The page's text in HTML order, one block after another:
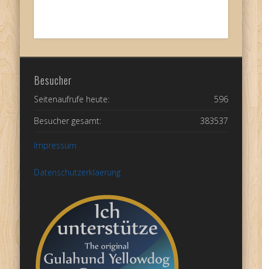
Besucher
596
Seitenaufrufe heute:
383537
Besucher gesamt:
Impressum
Datenschutzerklaerung